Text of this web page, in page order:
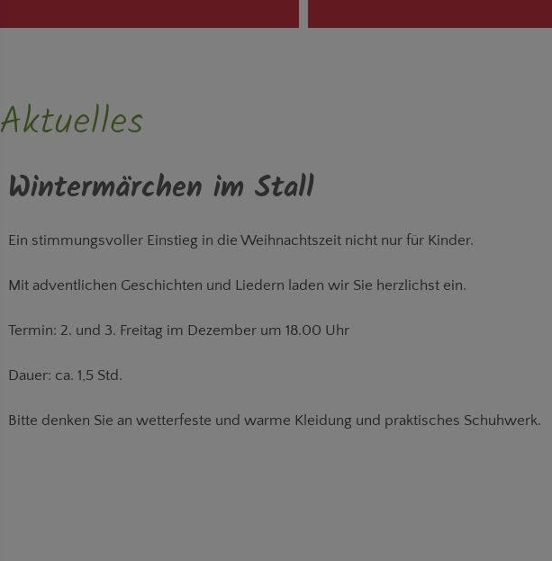
Schweizerstübchen
3 Räume, 2 Schlafräume, Fläche:
Aktuelles
Wintermärchen im Stall
Ein stimmungsvoller Einstieg in die Weihnachtszeit nicht nur für Kinder.
Mit adventlichen Geschichten und Liedern laden wir Sie herzlichst ein.
Termin: 2. und 3. Freitag im Dezember um 18.00 Uhr
Dauer: ca. 1,5 Std.
Bitte denken Sie an wetterfeste und warme Kleidung und praktisches Schuhwerk.